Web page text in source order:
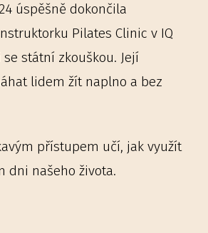
úspěšně dokončila
Pilates Clinic v IQ
státní zkouškou. Její
lidem žít naplno a bez
přístupem učí, jak využít
dni našeho života.